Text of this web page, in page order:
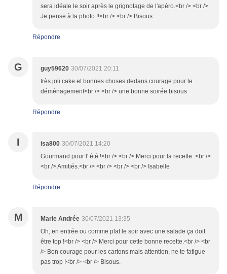
sera idéale le soir après le grignotage de l'apéro.<br /> <br />
Je pense à la photo !!<br /> <br /> Bisous
Répondre
G guy59620 30/07/2021 20:11
très joli cake et bonnes choses dedans courage pour le
déménagement<br /> <br /> une bonne soirée bisous
Répondre
I isa800 30/07/2021 14:20
Gourmand pour l' été !<br /> <br /> Merci pour la recette .<br />
<br /> Amitiés.<br /> <br /> <br /> <br /> Isabelle
Répondre
M Marie Andrée 30/07/2021 13:35
Oh, en entrée ou comme plat le soir avec une salade ça doit
être top !<br /> <br /> Merci pour cette bonne recette.<br /> <br
/> Bon courage pour les cartons mais attention, ne te fatigue
pas trop !<br /> <br /> Bisous.